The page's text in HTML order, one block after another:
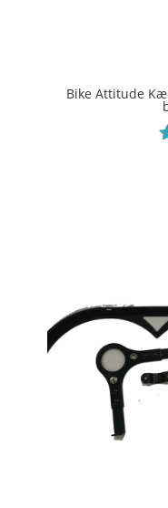
Bike Attitude